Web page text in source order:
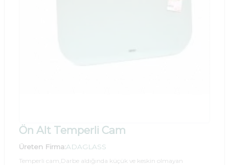
Ön Alt Temperli Cam
Üreten Firma:ADAGLASS
Temperli cam,Darbe aldığında küçük ve keskin olmayan